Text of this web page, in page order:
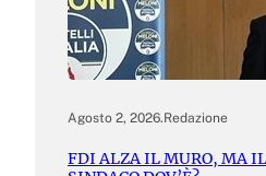
Agosto 2, 2026.Redazione
FDI ALZA IL MURO, MA